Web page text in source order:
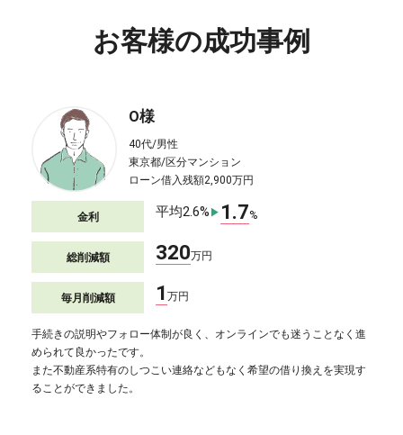
お客様の成功事例
O様
40代/男性
東京都/区分マンション
ローン借入残額2,900万円
金利 平均2.6% ▶ 1.7%
総削減額 320万円
毎月削減額 1 万円
手続きの説明やフォロー体制が良く、オンラインでも迷うことなく進
められて良かったです。
また不動産系特有のしつこい連絡などもなく希望の借り換えを実現す
ることができました。